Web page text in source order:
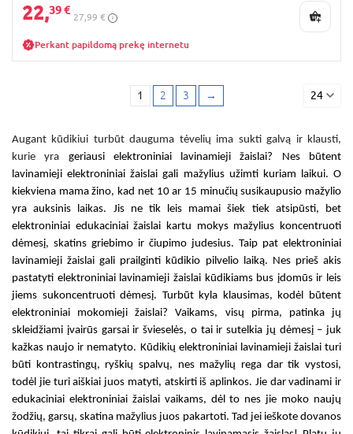
22,39 €
27,99 €
Perkant papildomą prekę internetu
1 2 3 → 24
Augant kūdikiui turbūt dauguma tėvelių ima sukti galvą ir klausti,
kurie yra
geriausi elektroniniai lavinamieji žaislai? Nes būtent
lavinamieji elektroniniai žaislai gali mažylius užimti kuriam laikui. O
kiekviena mama žino, kad net 10 ar 15 minučių susikaupusio mažylio
yra auksinis laikas. Jis ne tik leis mamai šiek tiek atsipūsti, bet
elektroniniai edukaciniai žaislai kartu mokys mažylius koncentruoti
dėmesį, skatins griebimo ir čiupimo judesius. Taip pat elektroniniai
lavinamieji žaislai gali prailginti kūdikio pilvelio laiką. Nes prieš akis
pastatyti elektroniniai lavinamieji žaislai kūdikiamsbus įdomūs ir leis
jiems sukoncentruoti dėmesį. Turbūt kyla klausimas, kodėl būtent
elektroniniai mokomieji žaislai? Vaikams, visų pirma, patinka jų
skleidžiami įvairūs garsai ir švieselės, o tai ir sutelkia jų dėmesį – juk
kažkas naujo ir nematyto. Kūdikių elektroniniai lavinamieji žaislaituri
būti kontrastingų, ryškių spalvų, nes mažylių rega dar tik vystosi,
todėl jie turi aiškiai juos matyti, atskirti iš aplinkos. Jie dar vadinami ir
edukaciniai elektroniniai žaislai vaikams, dėl to nes jie moko naujų
žodžių, garsų, skatina mažylius juos pakartoti. Tad jei ieškote dovanos